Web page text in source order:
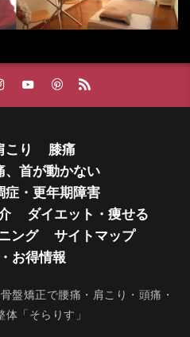
こり
膝痛
、首が動かない
症・更年期障害
ダイエット・痩せる
ング
サイトマップ
お得情報
盤矯正で腰痛・肩こり・頭痛・
体「そらりす」